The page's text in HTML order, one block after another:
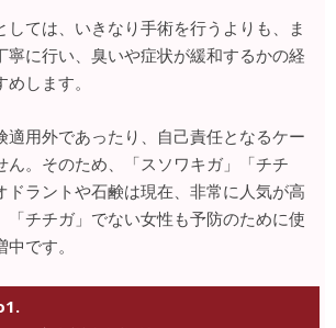
しては、いきなり手術を行うよりも、ま
寧に行い、臭いや症状が緩和するかの経
します。
適用外であったり、自己責任となるケー
ん。そのため、「スソワキガ」「チチ
ドラントや石鹸は現在、非常に人気が高
「チチガ」でない女性も予防のために使
です。